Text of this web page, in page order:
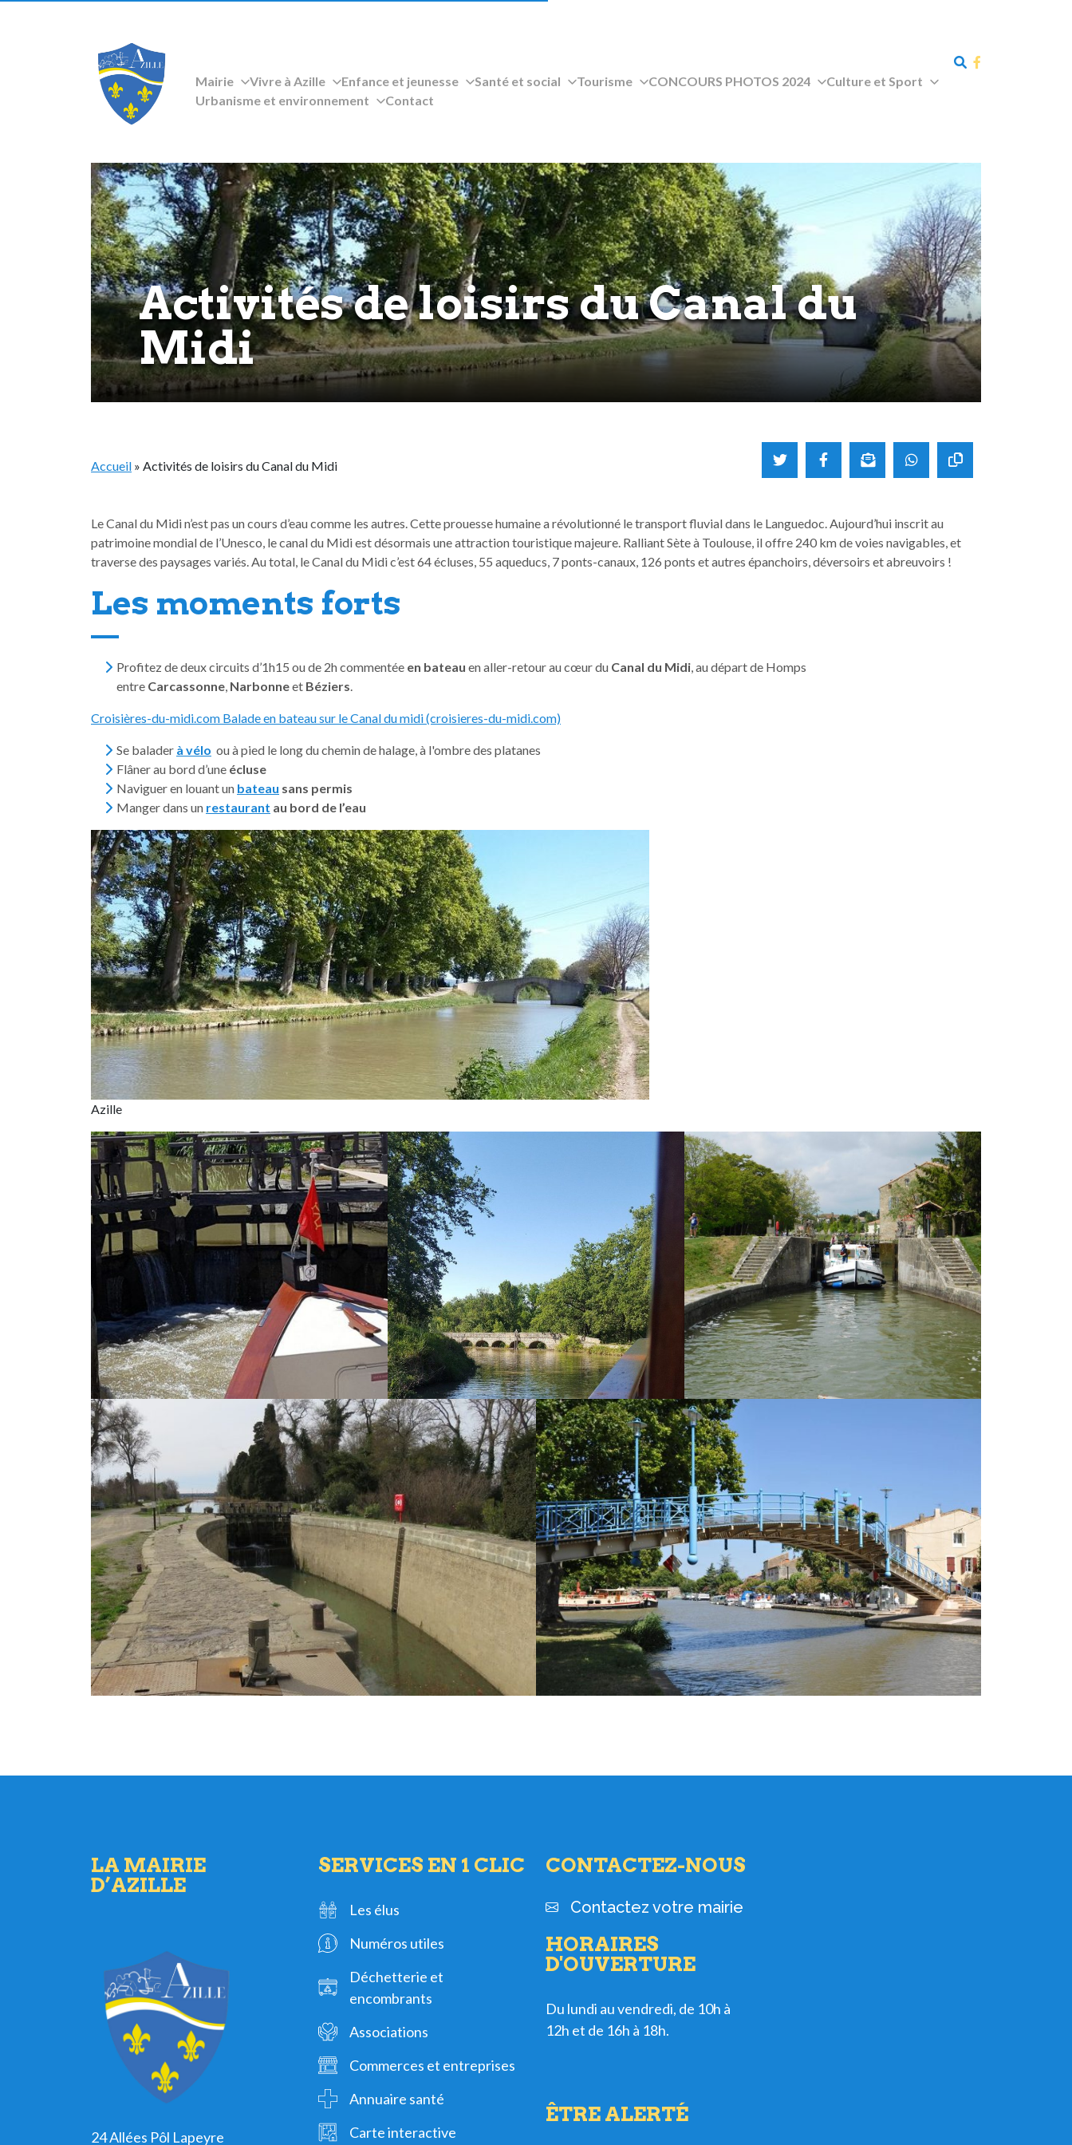
Mairie Vivre à Azille Enfance et jeunesse Santé et social Tourisme CONCOURS PHOTOS 2024
Culture et Sport
Urbanisme et environnement
Contact
Activités de loisirs du Canal du
Midi
Accueil » Activités de loisirs du Canal du Midi
Le Canal du Midi n’est pas un cours d’eau comme les autres. Cette prouesse humaine a révolutionné le transport fluvial dans le Languedoc. Aujourd’hui inscrit au
patrimoine mondial de l’Unesco, le canal du Midi est désormais une attraction touristique majeure. Ralliant Sète à Toulouse, il offre 240 km de voies navigables, et
traverse des paysages variés. Au total, le Canal du Midi c’est 64 écluses, 55 aqueducs, 7 ponts-canaux, 126 ponts et autres épanchoirs, déversoirs et abreuvoirs !
Les moments forts
Profitez de deux circuits d’1h15 ou de 2h commentée en bateau en aller-retour au cœur du Canal du Midi, au départ de Homps
entre Carcassonne, Narbonneet Béziers.
Croisières-du-midi.com Balade en bateau sur le Canal du midi (croisieres-du-midi.com)
Se balader à vélo ou à pied le long du chemin de halage, à l'ombre des platanes
Flâner au bord d’une écluse
Naviguer en louant un bateau sans permis
Manger dans un restaurant au bord de l’eau
Azille
LA MAIRIE
D’AZILLE
24 Allées Pôl Lapeyre
SERVICES EN 1 CLIC
Les élus
Numéros utiles
Déchetterie et
encombrants
Associations
Commerces et entreprises
Annuaire santé
Carte interactive
CONTACTEZ-NOUS
Contactez votre mairie
HORAIRES
D'OUVERTURE
Du lundi au vendredi, de 10h à
12h et de 16h à 18h.
ÊTRE ALERTÉ